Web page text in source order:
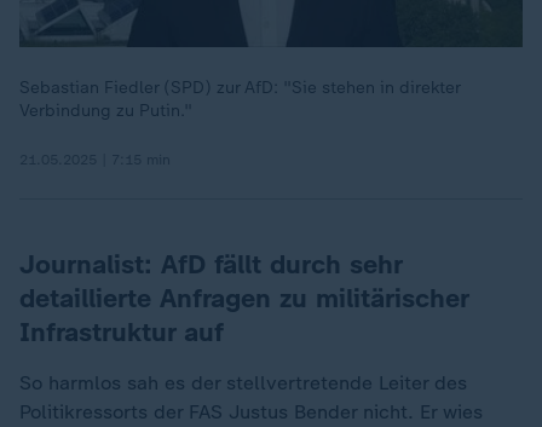
Sebastian Fiedler (SPD) zur AfD: "Sie stehen in direkter
Verbindung zu Putin."
Journalist: AfD fällt durch sehr
detaillierte Anfragen zu militärischer
Infrastruktur auf
So harmlos sah es der stellvertretende Leiter des
Politikressorts der FAS Justus Bender nicht. Er wies